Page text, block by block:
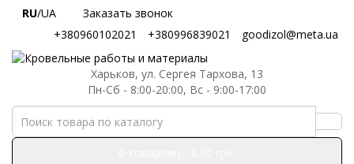
RU/UA
Заказать звонок
+380960102021
+380996839021 goodizol@meta.ua
Харьков, ул. Сергея Тархова, 13
Пн-Сб - 8:00-20:00, Вс - 9:00-17:00